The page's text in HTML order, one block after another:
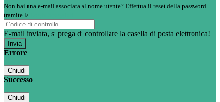
Non hai una e-mail associata al nome utente? Effettua il reset della password
tramite la
E-mail inviata, si prega di controllare la casella di posta elettronica!
Errore
Chiudi
Successo
Chiudi